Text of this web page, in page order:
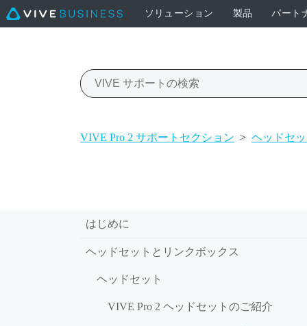
ソリューション 製品 パート
VIVE Pro 2 サポートセクション > ヘッドセ
はじめに
ヘッドセットとリンクボックス
ヘッドセット
VIVE Pro 2 ヘッドセットのご紹介